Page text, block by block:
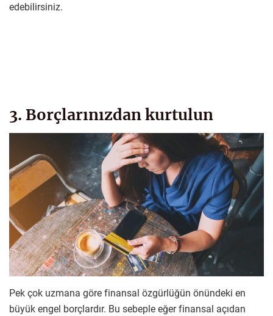
edebilirsiniz.
3. Borçlarınızdan kurtulun
Pek çok uzmana göre finansal özgürlüğün önündeki en
büyük engel borçlardır. Bu sebeple eğer finansal açıdan